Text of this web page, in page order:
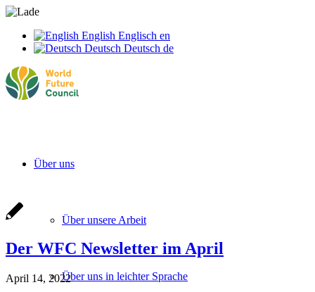
English Englisch en
Deutsch Deutsch de
Über uns
Über unsere Arbeit
Über uns in leichter Sprache
Der WFC Newsletter im April
April 14, 2022